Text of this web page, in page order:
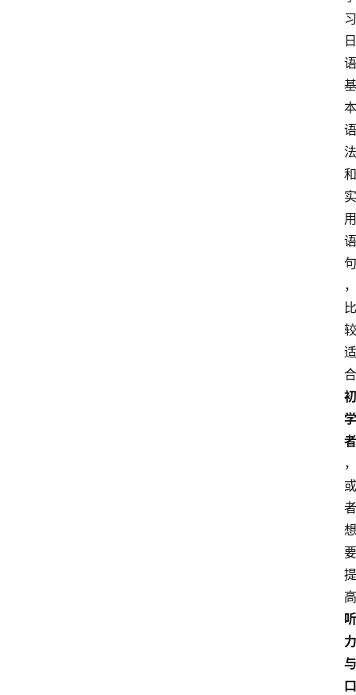
习
日
语
基
本
语
法
和
实
用
语
句
，
比
较
适
合
初
学
者
，
或
者
想
要
提
高
听
力
与
口